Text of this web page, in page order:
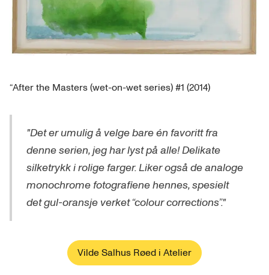
“After the Masters (wet-on-wet series) #1 (2014)
"Det er umulig å velge bare én favoritt fra
denne serien, jeg har lyst på alle! Delikate
silketrykk i rolige farger. Liker også de analoge
monochrome fotografiene hennes, spesielt
det gul-oransje verket “colour corrections”."
Vilde Salhus Røed i Atelier